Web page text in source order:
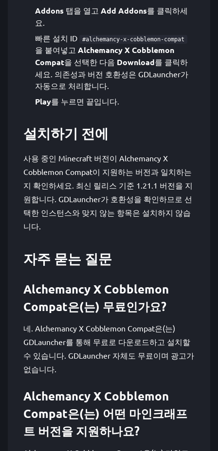
Addons 탭을 열고 Add Addons를 클릭하세
요.
빠른 설치 ID
#alchemancy-x-cobblemon-compat
을 붙여넣고 Alchemancy X Cobblemon
Compat을 선택한 다음 Download를 클릭하
세요. 의존성과 버전 호환성은 GDLauncher가
자동으로 처리합니다.
Play를 누르면 끝입니다.
설치하기 전에
사용 중인 Minecraft 버전이 Alchemancy X
Cobblemon Compat이 지원하는 버전과 일치하는
지 확인하세요. 최신 릴리스 기준 1.21.1 버전을 지
원합니다. GDLauncher가 호환성을 확인하므로 선
택한 인스턴스와 맞지 않는 항목은 설치하지 않습
니다.
자주 묻는 질문
Alchemancy X Cobblemon
Compat은(는) 무료인가요?
네. Alchemancy X Cobblemon Compat은(는)
GDLauncher를 통해 무료로 다운로드하고 설치할
수 있습니다. GDLauncher 자체도 무료이며 광고가
없습니다.
Alchemancy X Cobblemon
Compat은(는) 어떤 마인크래프
트 버전을 지원하나요?